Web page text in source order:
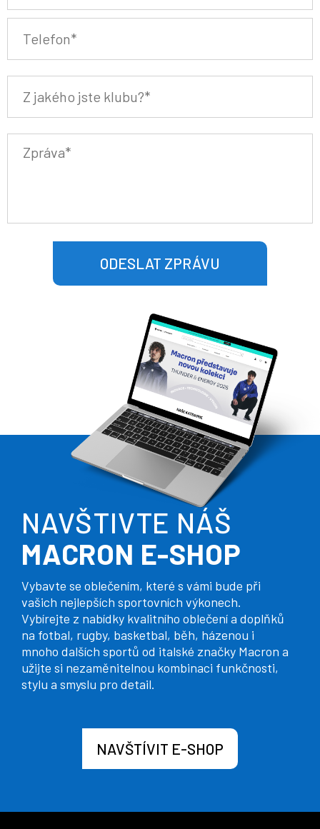
ODESLAT ZPRÁVU
NAVŠTIVTE NÁŠ
MACRON E-SHOP
Vybavte se oblečením, které s vámi bude při
vašich nejlepších sportovních výkonech.
Vybírejte z nabídky kvalitního oblečení a doplňků
na fotbal, rugby, basketbal, běh, házenou i
mnoho dalších sportů od italské značky Macron a
užijte si nezaměnitelnou kombinaci funkčnosti,
stylu a smyslu pro detail.
NAVŠTÍVIT E-SHOP